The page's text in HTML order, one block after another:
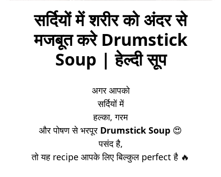
सर्दियों में शरीर को अंदर से
मजबूत करे Drumstick
Soup | हेल्दी सूप
अगर आपको
सर्दियों में
हल्का, गरम
और पोषण से भरपूर Drumstick Soup 😍
पसंद है,
तो यह recipe आपके लिए बिल्कुल perfect है 🔥